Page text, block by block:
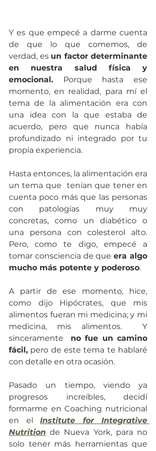
Y es que empecé a darme cuenta
de que lo que comemos, de
verdad, es un factor determinante
en nuestra salud física y
emocional. Porque hasta ese
momento, en realidad, para mí el
tema de la alimentación era con
una idea con la que estaba de
acuerdo, pero que nunca había
profundizado ni integrado por tu
propia experiencia.
Hasta entonces, la alimentación era
un tema que
tenían que tener en
cuenta poco más que las personas
con patologías muy muy
concretas, como un diabético o
una persona con colesterol alto.
Pero, como te digo, empecé a
tomar consciencia de que era algo
mucho más potente y poderoso.
A partir de ese momento, hice,
como dijo Hipócrates, que mis
alimentos fueran mi medicina; y mi
medicina, mis alimentos.  Y
sinceramente no fue un camino
fácil, pero de este tema te hablaré
con detalle en otra ocasión.
Pasado un tiempo, viendo ya
progresos increíbles, decidí
formarme en Coaching nutricional
en el Institute for Integrative
Nutrition de Nueva York, para no
solo tener más herramientas que